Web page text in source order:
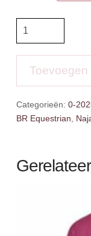
aantal
Categorieën: 0-
BR Equestrian